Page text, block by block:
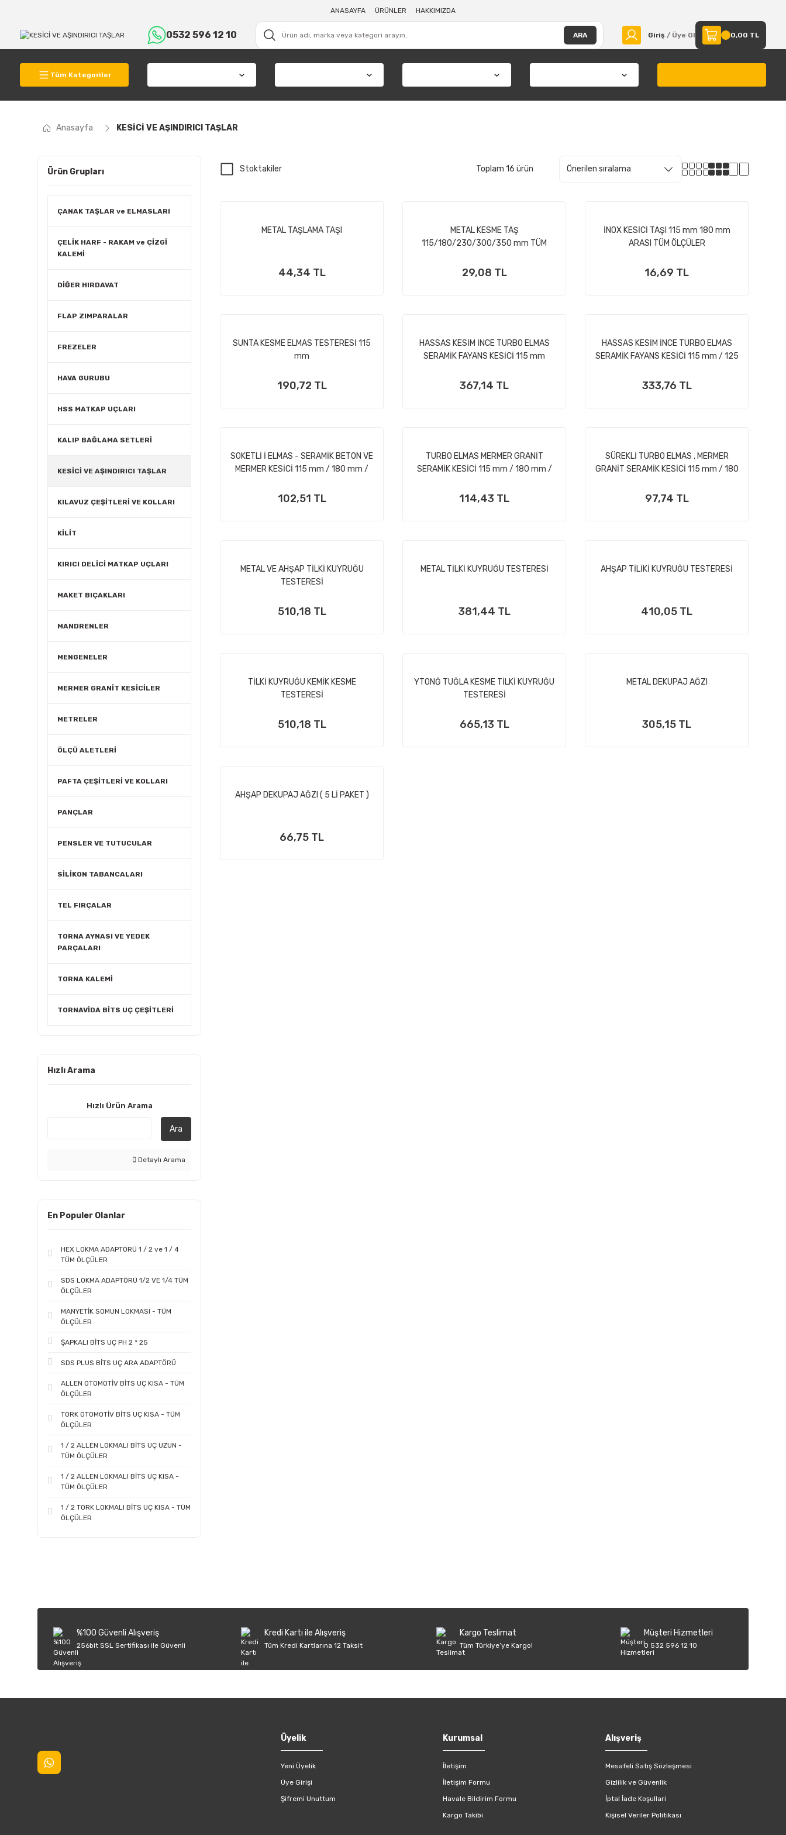
ANASAYFA ÜRÜNLER HAKKIMIZDA
0532 596 12 10 ARA Giriş / Üye Ol 0,00 TL
Tüm Kategoriler
Anasayfa KESİCİ VE AŞINDIRICI TAŞLAR
Ürün Grupları
ÇANAK TAŞLAR ve ELMASLARI
ÇELİK HARF - RAKAM ve ÇİZGİ
KALEMİ
DİĞER HIRDAVAT
FLAP ZIMPARALAR
FREZELER
HAVA GURUBU
HSS MATKAP UÇLARI
KALIP BAĞLAMA SETLERİ
KESİCİ VE AŞINDIRICI TAŞLAR
KILAVUZ ÇEŞİTLERİ VE KOLLARI
KİLİT
KIRICI DELİCİ MATKAP UÇLARI
MAKET BIÇAKLARI
MANDRENLER
MENGENELER
MERMER GRANİT KESİCİLER
METRELER
ÖLÇÜ ALETLERİ
PAFTA ÇEŞİTLERİ VE KOLLARI
PANÇLAR
PENSLER VE TUTUCULAR
SİLİKON TABANCALARI
TEL FIRÇALAR
TORNA AYNASI VE YEDEK
PARÇALARI
TORNA KALEMİ
TORNAVİDA BİTS UÇ ÇEŞİTLERİ
Hızlı Arama
Hızlı Ürün Arama
Ara
Detaylı Arama
En Populer Olanlar
HEX LOKMA ADAPTÖRÜ 1 / 2 ve 1 / 4
TÜM ÖLÇÜLER
SDS LOKMA ADAPTÖRÜ 1/2 VE 1/4 TÜM
ÖLÇÜLER
MANYETİK SOMUN LOKMASI - TÜM
ÖLÇÜLER
ŞAPKALI BİTS UÇ PH 2 * 25
SDS PLUS BİTS UÇ ARA ADAPTÖRÜ
ALLEN OTOMOTİV BİTS UÇ KISA - TÜM
ÖLÇÜLER
TORK OTOMOTİV BİTS UÇ KISA - TÜM
ÖLÇÜLER
1 / 2 ALLEN LOKMALI BİTS UÇ UZUN -
TÜM ÖLÇÜLER
1 / 2 ALLEN LOKMALI BİTS UÇ KISA -
TÜM ÖLÇÜLER
1 / 2 TORK LOKMALI BİTS UÇ KISA - TÜM
ÖLÇÜLER
Stoktakiler Toplam 16 ürün
METAL TAŞLAMA TAŞI
44,34 TL
METAL KESME TAŞ
115/180/230/300/350 mm TÜM
29,08 TL
İNOX KESİCİ TAŞI 115 mm 180 mm
ARASI TÜM ÖLÇÜLER
16,69 TL
SUNTA KESME ELMAS TESTERESİ 115
mm
190,72 TL
HASSAS KESİM İNCE TURBO ELMAS
SERAMİK FAYANS KESİCİ 115 mm
367,14 TL
HASSAS KESİM İNCE TURBO ELMAS
SERAMİK FAYANS KESİCİ 115 mm / 125
333,76 TL
SOKETLİ İ ELMAS - SERAMİK BETON VE
MERMER KESİCİ 115 mm / 180 mm /
102,51 TL
TURBO ELMAS MERMER GRANİT
SERAMİK KESİCİ 115 mm / 180 mm /
114,43 TL
SÜREKLİ TURBO ELMAS , MERMER
GRANİT SERAMİK KESİCİ 115 mm / 180
97,74 TL
METAL VE AHŞAP TİLKİ KUYRUĞU
TESTERESİ
510,18 TL
METAL TİLKİ KUYRUĞU TESTERESİ
381,44 TL
AHŞAP TİLİKİ KUYRUĞU TESTERESİ
410,05 TL
TİLKİ KUYRUĞU KEMİK KESME
TESTERESİ
510,18 TL
YTONĞ TUĞLA KESME TİLKİ KUYRUĞU
TESTERESİ
665,13 TL
METAL DEKUPAJ AĞZI
305,15 TL
AHŞAP DEKUPAJ AĞZI ( 5 Lİ PAKET )
66,75 TL
%100 Güvenli Alışveriş
256bit SSL Sertifikası ile Güvenli
Kredi Kartı ile Alışveriş
Tüm Kredi Kartlarına 12 Taksit
Kargo Teslimat
Tüm Türkiye’ye Kargo!
Müşteri Hizmetleri
0 532 596 12 10
Üyelik
Yeni Üyelik
Üye Girişi
Şifremi Unuttum
Kurumsal
İletişim
İletişim Formu
Havale Bildirim Formu
Kargo Takibi
Alışveriş
Mesafeli Satış Sözleşmesi
Gizlilik ve Güvenlik
İptal İade Koşullari
Kişisel Veriler Politikası